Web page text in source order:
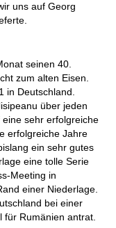
uns auf Georg
seinen 40.
zum alten Eisen.
in Deutschland.
über jeden
sehr erfolgreiche
erfolgreiche Jahre
ein sehr gutes
eine tolle Serie
Meeting in
einer Niederlage.
bei einer
Rumänien antrat.